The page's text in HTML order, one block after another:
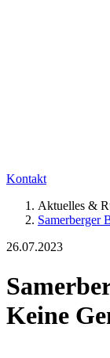
Kontakt
Aktuelles &
Samerberger
26.07.2023
Keine